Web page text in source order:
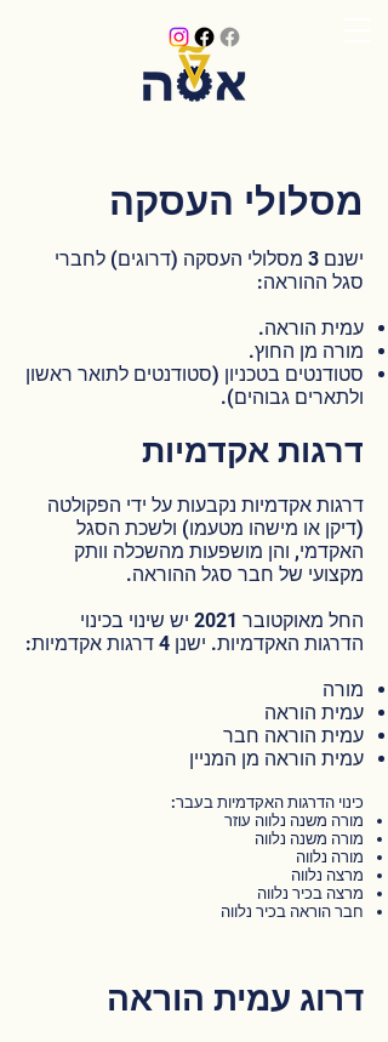
מסלולי העסקה
ישנם 3 מסלולי העסקה (דרוגים) לחברי
סגל ההוראה:
עמית הוראה.
מורה מן החוץ.
סטודנטים בטכניון (סטודנטים לתואר ראשון
ולתארים גבוהים).
דרגות אקדמיות
דרגות אקדמיות נקבעות על ידי הפקולטה
(דיקן או מישהו מטעמו) ולשכת הסגל
האקדמי, והן מושפעות מהשכלה וותק
מקצועי של חבר סגל ההוראה.
החל מאוקטובר 2021 יש שינוי בכינוי
הדרגות האקדמיות. ישנן 4 דרגות אקדמיות:
מורה
עמית הוראה
עמית הוראה חבר
עמית הוראה מן המניין
כינוי הדרגות האקדמיות בעבר:
מורה משנה נלווה עוזר
מורה משנה נלווה
מורה נלווה
מרצה נלווה
מרצה בכיר נלווה
חבר הוראה בכיר נלווה
דרוג עמית הוראה